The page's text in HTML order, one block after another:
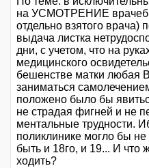
на УСМОТРЕНИЕ
отдельно взятого врача)
выдача листка
дни, с учетом, что на
медицинского
бешенстве матки любая
заниматься
положено было бы
не страдая фигней и не
ментальные трудности.
поликлинике могло бы
быть и 18го, и 19... И что
ходить?